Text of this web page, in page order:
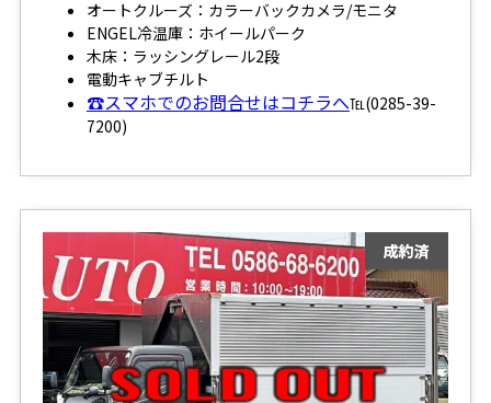
オートクルーズ：カラーバックカメラ/モニタ
ENGEL冷温庫：ホイールパーク
木床：ラッシングレール2段
電動キャブチルト
☎スマホでのお問合せはコチラへ℡(0285-39-
7200)